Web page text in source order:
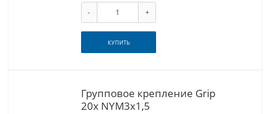
- +
КУПИТЬ
Групповое крепление Grip
20x NYM3x1,5